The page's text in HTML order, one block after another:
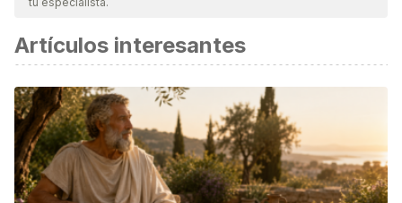
científica.
De Martino A, Filomeni G, Aquilano K, Ciriolo MR, Rotilio G.
Effects of water garlic extracts on cell cycle and viability of
HepG2 hepatoma cells. J Nutr Biochem 2006; 17: 742-9.
Ezeala C, Nweke I, Unekwe P, El-Safty I, Nwaegerue E.
Fresh garlic extract protects the liver against
acetaminophen-induced toxicity. The Internet Journal of
Artículos interesantes